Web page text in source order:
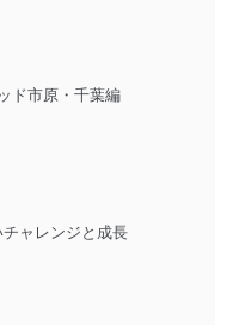
ド市原・千葉編
ャレンジと成長